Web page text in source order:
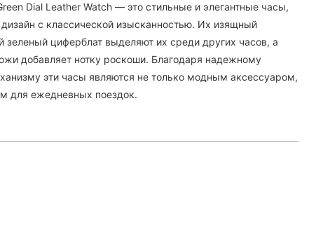
Dial Leather Watch — это стильные и элегантные часы,
с классической изысканностью. Их изящный
зеленый циферблат выделяют их среди других часов, а
добавляет нотку роскоши. Благодаря надежному
эти часы являются не только модным аксессуаром,
для ежедневных поездок.